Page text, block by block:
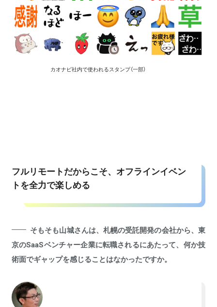
カオナビ社内で使われるスタンプ（一部）
フルリモートだからこそ、オフラインイベン
トを全力で楽しめる
そもそも山城さんは、札幌の受託開発の会社から、東
京のSaaSベンチャー企業に転職されるにあたって、何か技
術面でギャップを感じることはなかったですか。